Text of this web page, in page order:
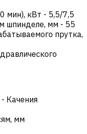
мин), кВт - 5,5/7,5
шпинделе, мм - 55
прутка,
- Качения
мм